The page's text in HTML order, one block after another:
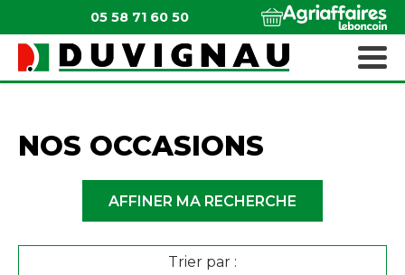
05 58 71 60 50
NOS OCCASIONS
Trier par :
AFFINER MA RECHERCHE